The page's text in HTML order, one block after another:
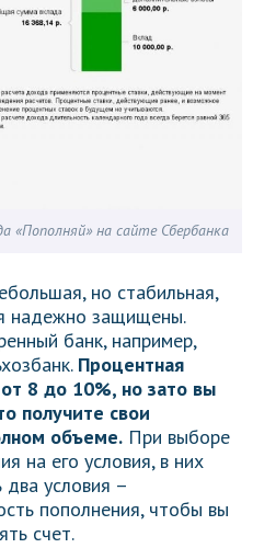
«Пополняй» на сайте Сбербанка
но стабильная,
надежно защищены.
банк, например,
Процентная
8 до 10%, но зато вы
получите свои
объеме. При выборе
на его условия, в них
условия –
пополнения, чтобы вы
счет.